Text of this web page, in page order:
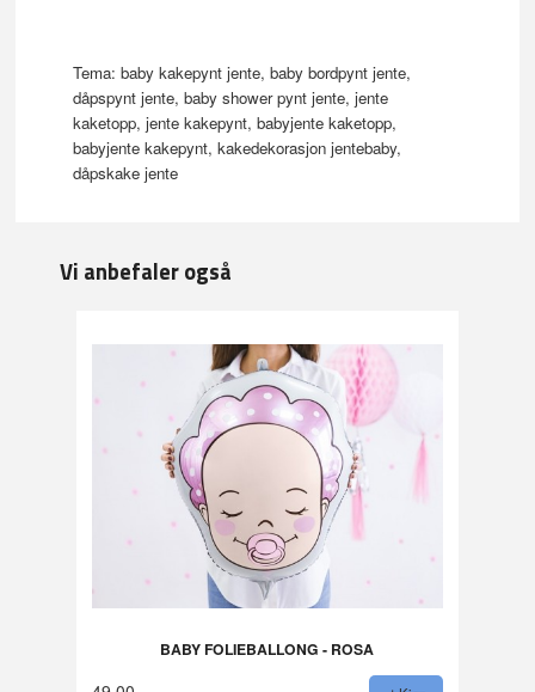
Tema: baby kakepynt jente, baby bordpynt jente,
dåpspynt jente, baby shower pynt jente, jente
kaketopp, jente kakepynt, babyjente kaketopp,
babyjente kakepynt, kakedekorasjon jentebaby,
dåpskake jente
Vi anbefaler også
BABY FOLIEBALLONG - ROSA